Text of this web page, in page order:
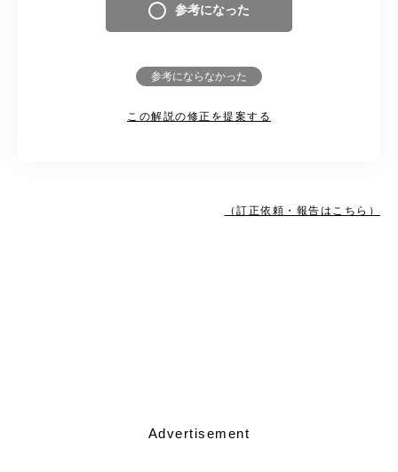
参考になった
参考にならなかった
この解説の修正を提案する
（訂正依頼・報告はこちら）
Advertisement